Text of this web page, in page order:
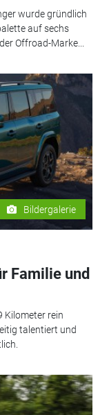
wurde gründlich
auf sechs
Offroad-Marke...
Bildergalerie
Familie und
Kilometer rein
talentiert und